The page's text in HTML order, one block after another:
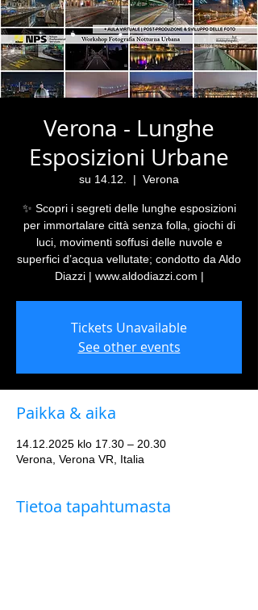
Verona - Lunghe
Esposizioni Urbane
su 14.12.
  |
Verona
✨ Scopri i segreti delle lunghe esposizioni
per immortalare città senza folla, giochi di
luci, movimenti soffusi delle nuvole e
superfici d’acqua vellutate; condotto da Aldo
Diazzi | www.aldodiazzi.com |
Tickets Unavailable
See other events
Paikka & aika
14.12.2025 klo 17.30 – 20.30
Verona, Verona VR, Italia
Tietoa tapahtumasta